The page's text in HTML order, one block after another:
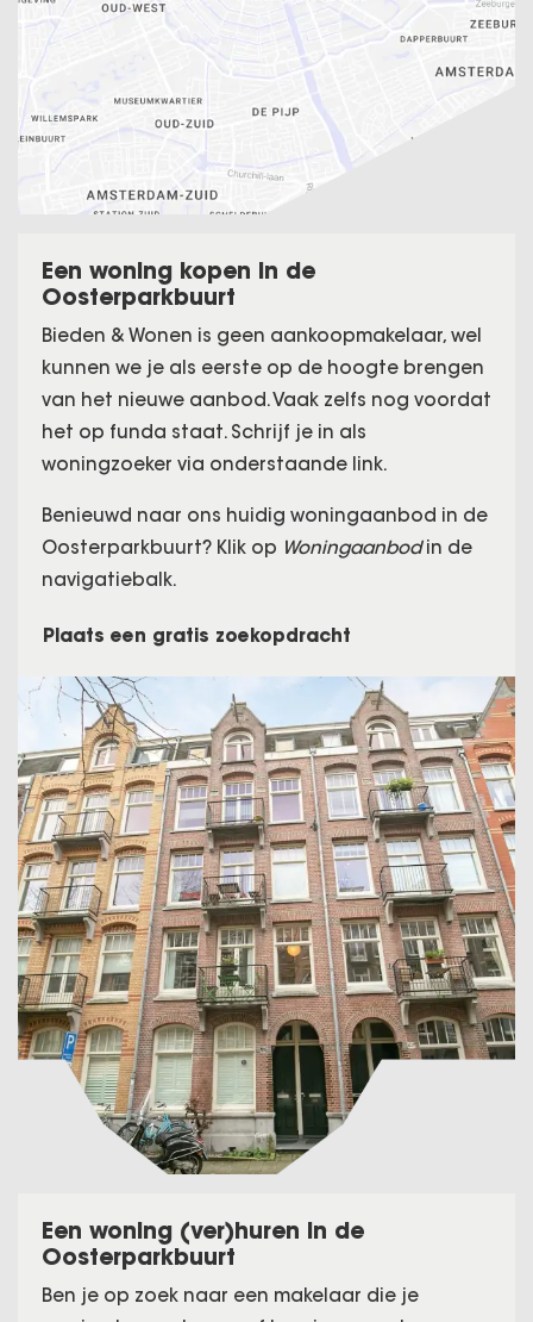
Een woning kopen in de
Oosterparkbuurt
Bieden & Wonen is geen aankoopmakelaar, wel
kunnen we je als eerste op de hoogte brengen
van het nieuwe aanbod. Vaak zelfs nog voordat
het op funda staat. Schrijf je in als
woningzoeker via onderstaande link.
Benieuwd naar ons huidig woningaanbod in de
Oosterparkbuurt? Klik op Woningaanbodin de
navigatiebalk.
Plaats een gratis zoekopdracht
Een woning (ver)huren in de
Oosterparkbuurt
Ben je op zoek naar een makelaar die je